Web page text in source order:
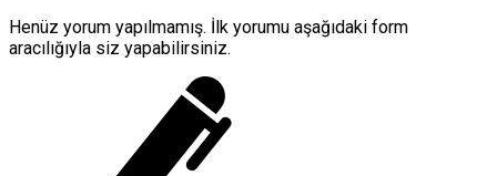
Henüz yorum yapılmamış. İlk yorumu aşağıdaki form
aracılığıyla siz yapabilirsiniz.